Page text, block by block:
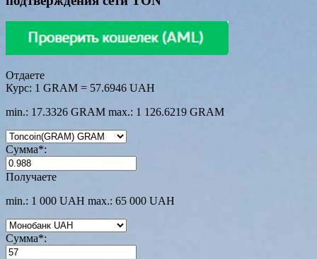
Отдаете
Курс: 1 GRAM = 57.6946 UAH
min.: 17.3326 GRAM max.: 1 126.6219 GRAM
Сумма*:
Получаете
min.: 1 000 UAH max.: 65 000 UAH
Сумма*: